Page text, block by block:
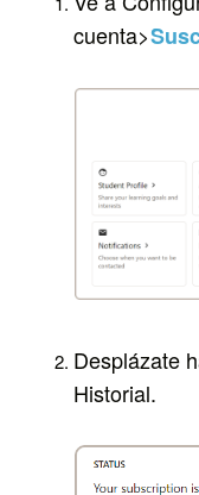
cuenta>
Desplázate
Historial.